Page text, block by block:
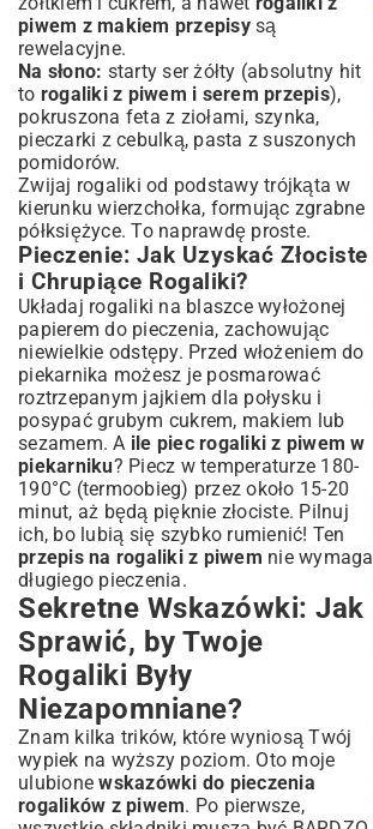
piwem z makiem przepisysą
rewelacyjne.
Na słono: starty ser żółty (absolutny hit
to rogaliki z piwem i serem przepis),
pokruszona feta z ziołami, szynka,
pieczarki z cebulką, pasta z suszonych
pomidorów.
Zwijaj rogaliki od podstawy trójkąta w
kierunku wierzchołka, formując zgrabne
półksiężyce. To naprawdę proste.
Pieczenie: Jak Uzyskać Złociste
i Chrupiące Rogaliki?
Układaj rogaliki na blaszce wyłożonej
papierem do pieczenia, zachowując
niewielkie odstępy. Przed włożeniem do
piekarnika możesz je posmarować
roztrzepanym jajkiem dla połysku i
posypać grubym cukrem, makiem lub
sezamem. A ile piec rogaliki z piwem w
piekarniku? Piecz w temperaturze 180-
190°C (termoobieg) przez około 15-20
minut, aż będą pięknie złociste. Pilnuj
ich, bo lubią się szybko rumienić! Ten
przepis na rogaliki z piwem nie wymaga
długiego pieczenia.
Sekretne Wskazówki: Jak
Sprawić, by Twoje
Rogaliki Były
Niezapomniane?
Znam kilka trików, które wyniosą Twój
wypiek na wyższy poziom. Oto moje
ulubionewskazówki do pieczenia
rogalików z piwem. Po pierwsze,